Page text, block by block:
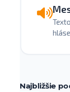
Najbližšie